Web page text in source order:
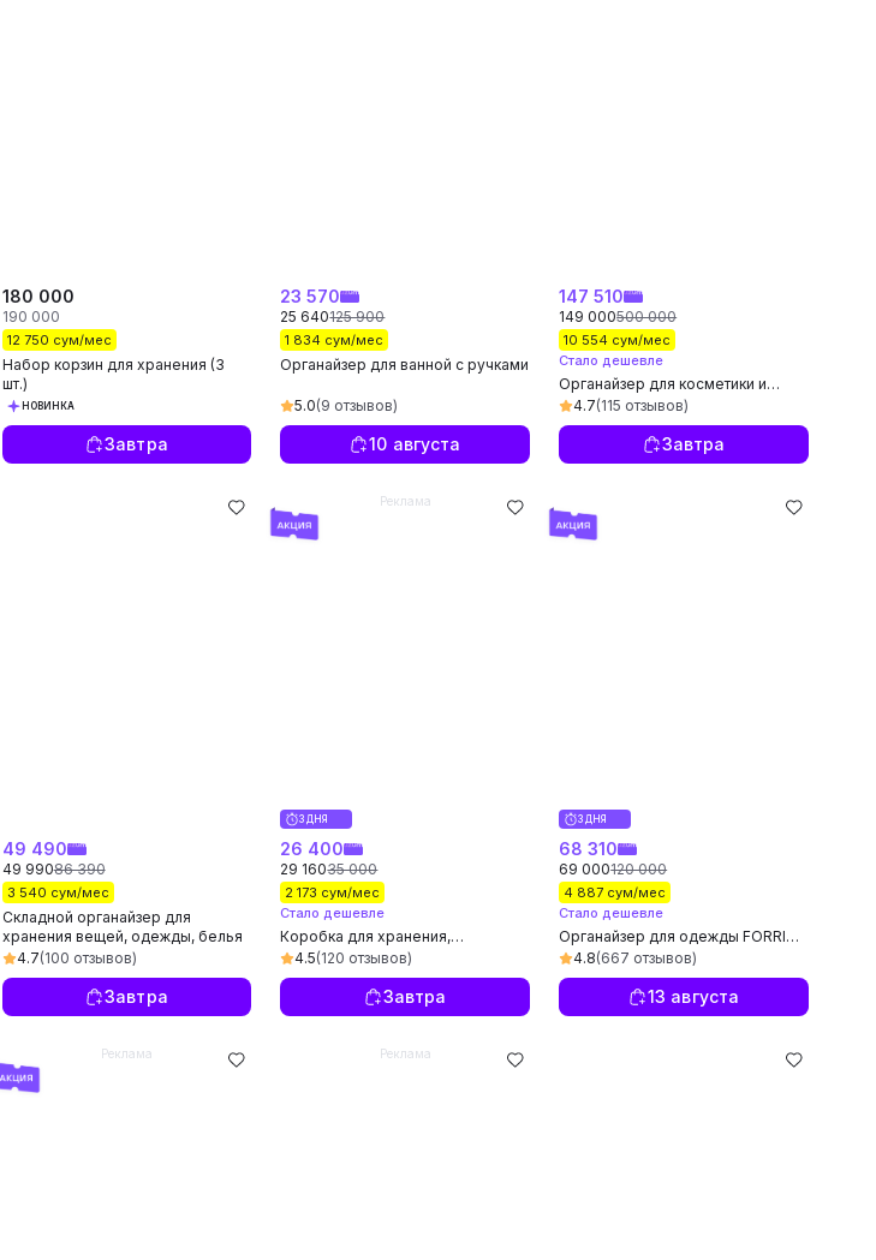
180 000
190 000
12 750 сум/мес
Набор корзин для хранения (3
шт.)
НОВИНКА
Завтра
23 570
25 640125 900
1 834 сум/мес
Органайзер для ванной с ручками
5.0(9 отзывов)
10 августа
147 510
149 000500 000
10 554 сум/мес
Стало дешевле
Органайзер для косметики и
украшений
4.7(115 отзывов)
Завтра
49 490
49 99086 390
3 540 сум/мес
Складной органайзер для
хранения вещей, одежды, белья
и одеял, кофр с окном и ручками
4.7(100 отзывов)
Завтра
Реклама
3 ДНЯ
26 400
29 16035 000
2 173 сум/мес
Стало дешевле
Коробка для хранения,
органайзер для одежды,
универсальный органайзер
4.5(120 отзывов)
Завтра
3 ДНЯ
68 310
69 000120 000
4 887 сум/мес
Стало дешевле
Органайзер для одежды FORRIS
HOME 66л Oxford 600D с
крышкой и окном
4.8(667 отзывов)
13 августа
Реклама Реклама